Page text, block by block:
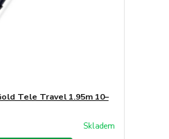
Tele Travel 1.95m 10–
Skladem